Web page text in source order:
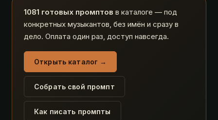
1081 готовых промптов в каталоге — под
конкретных музыкантов, без имён и сразу в
дело. Оплата один раз, доступ навсегда.
Открыть каталог →
Собрать свой промпт
Как писать промпты